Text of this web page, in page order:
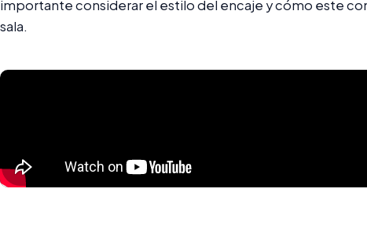
importante considerar el estilo del encaje y cómo este
sala.